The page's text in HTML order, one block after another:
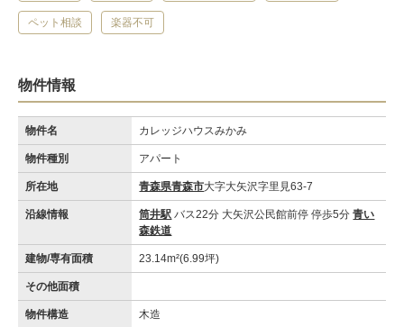
ペット相談 楽器不可
物件情報
物件名 カレッジハウスみかみ
物件種別 アパート
所在地 青森県青森市大字大矢沢字里見63-7
沿線情報 筒井駅 バス22分 大矢沢公民館前停 停歩5分青い
森鉄道
建物/専有面積 23.14m²(6.99坪)
その他面積
物件構造 木造